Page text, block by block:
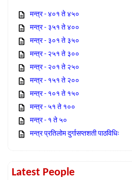
मन्त्र - ४०१ ते ४५०
मन्त्र - ३५१ ते ४००
मन्त्र - ३०१ ते ३५०
मन्त्र - २५१ ते ३००
मन्त्र - २०१ ते २५०
मन्त्र - १५१ ते २००
मन्त्र - १०१ ते १५०
मन्त्र - ५१ ते १००
मन्त्र - १ ते ५०
मन्त्र प्रतिलोम दुर्गासप्तशती पाठविधिः
Latest People